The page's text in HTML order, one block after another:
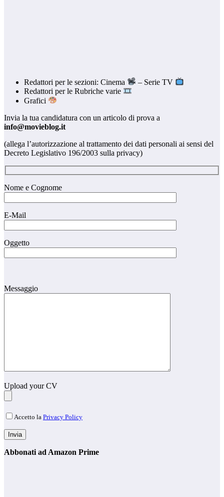
Redattori per le sezioni: Cinema
– Serie TV
Redattori per le Rubriche varie
Grafici
Invia la tua candidatura con un articolo di prova a
info@movieblog.it
(allega l’autorizzazione al trattamento dei dati personali ai sensi del
Decreto Legislativo 196/2003 sulla privacy)
Nome e Cognome
E-Mail
Oggetto
Messaggio
Upload your CV
Accetto la Privacy Policy
Abbonati ad Amazon Prime